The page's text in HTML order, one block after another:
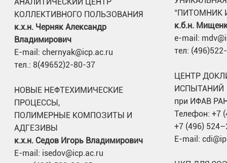
АНАЛИТИЧЕСКИЙ ЦЕНТР
КОЛЛЕКТИВНОГО ПОЛЬЗОВАНИЯ
к.х.н. Черняк Александр
Владимирович
E-mail: chernyak@icp.ac.ru
тел.: 8(49652)2-80-37
НОВЫЕ НЕФТЕХИМИЧЕСКИЕ
ПРОЦЕССЫ,
ПОЛИМЕРНЫЕ КОМПОЗИТЫ И
АДГЕЗИВЫ
к.х.н. Седов Игорь Владимирович
E-mail: isedov@icp.ac.ru
“ПИТОМНИК
к.б.н.
e-mail:
тел:
ЦЕНТР
ИСПЫТАНИЙ
при ИФАВ
Телефон: +7
+7 (496)
E-mail: